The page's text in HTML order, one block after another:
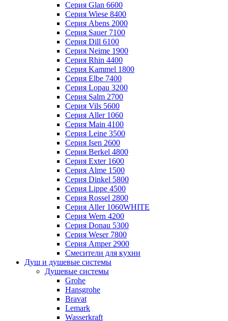
Серия Glan 6600
Серия Wiese 8400
Серия Abens 2000
Серия Sauer 7100
Серия Dill 6100
Серия Neime 1900
Серия Rhin 4400
Серия Kammel 1800
Серия Elbe 7400
Серия Lopau 3200
Серия Salm 2700
Серия Vils 5600
Серия Aller 1060
Серия Main 4100
Серия Leine 3500
Серия Isen 2600
Серия Berkel 4800
Серия Exter 1600
Серия Alme 1500
Серия Dinkel 5800
Серия Lippe 4500
Серия Rossel 2800
Серия Aller 1060WHITE
Серия Wern 4200
Серия Donau 5300
Серия Weser 7800
Серия Amper 2900
Смесители для кухни
Душ и душевые системы
Душевые системы
Grohe
Hansgrohe
Bravat
Lemark
Wasserkraft